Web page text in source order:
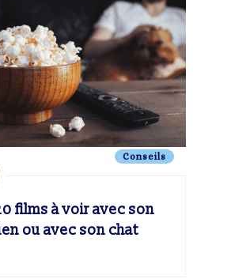
Conseils
films à voir avec son
ou avec son chat